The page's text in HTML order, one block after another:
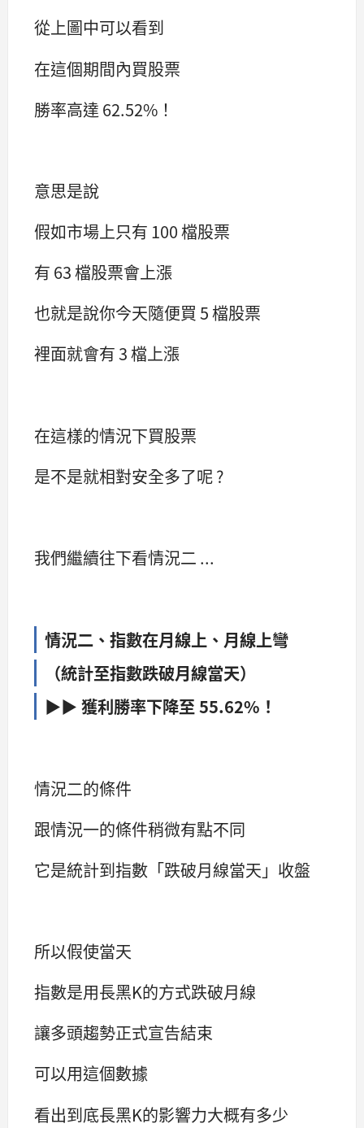
從上圖中可以看到
在這個期間內買股票
勝率高達 62.52%！
意思是說
假如市場上只有 100 檔股票
有 63 檔股票會上漲
也就是說你今天隨便買 5 檔股票
裡面就會有 3 檔上漲
在這樣的情況下買股票
是不是就相對安全多了呢 ?
我們繼續往下看情況二 ...
情況二、 指數在月線上、月線上彎
（統計至指數跌破月線當天）
▶▶ 獲利勝率下降至 55.62%！
情況二的條件
跟情況一的條件稍微有點不同
它是統計到指數「跌破月線當天」收盤
所以假使當天
指數是用長黑K的方式跌破月線
讓多頭趨勢正式宣告結束
可以用這個數據
看出到底長黑K的影響力大概有多少